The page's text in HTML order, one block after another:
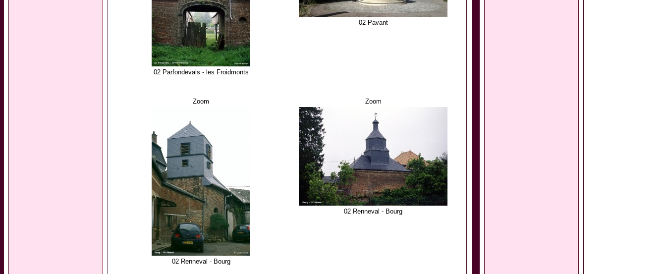
02 Parfondevals - les Froidmonts
02 Pavant
Zoom
02 Renneval - Bourg
Zoom
02 Renneval - Bourg